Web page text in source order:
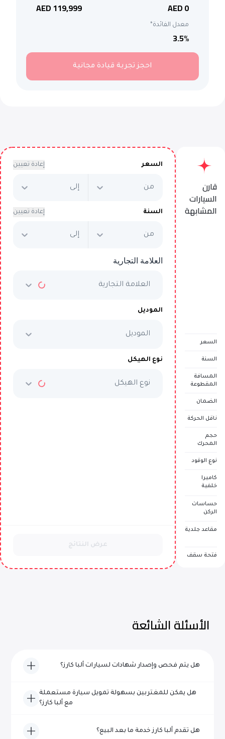
AED 0
AED 119,999
معدل الفائدة*
3.5%
احجز تجربة قيادة مجانية
قارن
السيارات
المشابهة
السعر
السنة
المسافة
المقطوعة
الضمان
ناقل الحركة
حجم
المحرك
نوع الوقود
كاميرا
خلفية
حساسات
الركن
مقاعد جلدية
فتحة سقف
AED 2,350/شهرياً
AED 119,999
السعر إعادة تعيين
من إلى
السنة إعادة تعيين
من إلى
العلامة التجارية
العلامة التجارية
الموديل
الموديل
نوع الهيكل
نوع الهيكل
عرض النتائج
الأسئلة الشائعة
هل يتم فحص وإصدار شهادات لسيارات ألبا كارز؟
نعم، تخضع كل مركبة من سيارات ألبا كارز لفحص شامل ويتم
اعتمادها من حيث الجودة والموثوقية قبل إدراجها للبيع.
هل يمكن للمغتربين بسهولة تمويل سيارة مستعملة
مع ألبا كارز؟
بالتأكيد! يتخصص فريقنا ذو الخبرة في مساعدة المغتربين في
تأمين تمويل سريع وخالٍ من المتاعب لشراء السيارات في دبي.
هل تقدم ألبا كارز خدمة ما بعد البيع؟